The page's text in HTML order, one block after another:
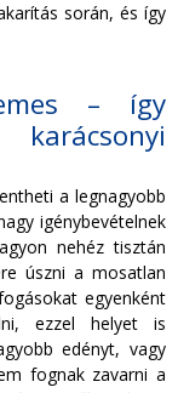
során, és így
– így
a legnagyobb
igénybevételnek
nehéz tisztán
úszni a mosatlan
egyenként
ezzel helyet is
edényt, vagy
fognak zavarni a